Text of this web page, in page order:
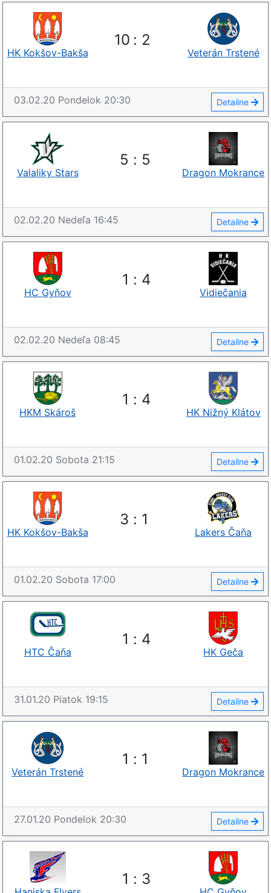
10 : 2
HK Kokšov-Bakša Veterán Trstené
03.02.20 Pondelok 20:30 Detailne
5 : 5
Valaliky Stars Dragon Mokrance
02.02.20 Nedeľa 16:45 Detailne
1 : 4
HC Gyňov Vidiečania
02.02.20 Nedeľa 08:45 Detailne
1 : 4
HKM Skároš HK Nižný Klátov
01.02.20 Sobota 21:15 Detailne
3 : 1
HK Kokšov-Bakša Lakers Čaňa
01.02.20 Sobota 17:00 Detailne
1 : 4
HTC Čaňa HK Geča
31.01.20 Piatok 19:15 Detailne
1 : 1
Veterán Trstené Dragon Mokrance
27.01.20 Pondelok 20:30 Detailne
1 : 3